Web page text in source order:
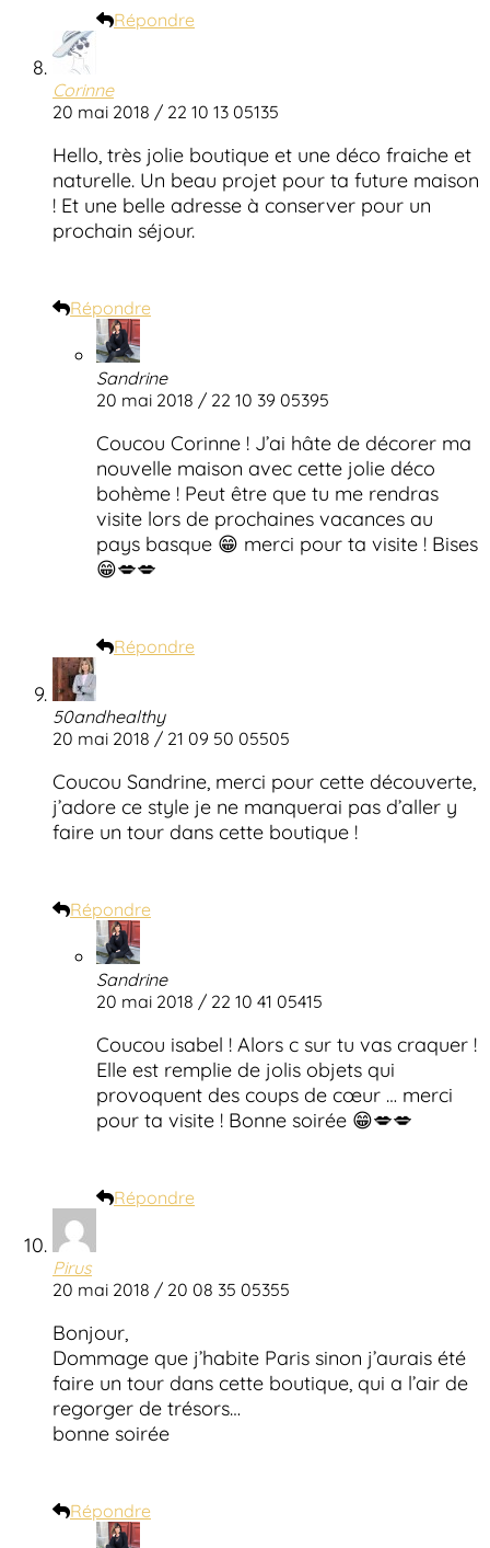
Répondre
Corinne
20 mai 2018 / 22 10 13 05135
Hello, très jolie boutique et une déco fraiche et
naturelle. Un beau projet pour ta future maison
! Et une belle adresse à conserver pour un
prochain séjour.
Répondre
Sandrine
20 mai 2018 / 22 10 39 05395
Coucou Corinne ! J’ai hâte de décorer ma
nouvelle maison avec cette jolie déco
bohème ! Peut être que tu me rendras
visite lors de prochaines vacances au
pays basque 😁 merci pour ta visite ! Bises
😁💋💋
Répondre
50andhealthy
20 mai 2018 / 21 09 50 05505
Coucou Sandrine, merci pour cette découverte,
j’adore ce style je ne manquerai pas d’aller y
faire un tour dans cette boutique !
Répondre
Sandrine
20 mai 2018 / 22 10 41 05415
Coucou isabel ! Alors c sur tu vas craquer !
Elle est remplie de jolis objets qui
provoquent des coups de cœur … merci
pour ta visite ! Bonne soirée 😁💋💋
Répondre
Pirus
20 mai 2018 / 20 08 35 05355
Bonjour,
Dommage que j’habite Paris sinon j’aurais été
faire un tour dans cette boutique, qui a l’air de
regorger de trésors…
bonne soirée
Répondre